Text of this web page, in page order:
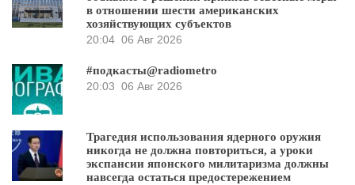
в отношении шести американских
хозяйствующих субъектов
20:04 06 Авг 2026
#подкасты@radiometro
20:03 06 Авг 2026
Трагедия использования ядерного оружия
никогда не должна повториться, а уроки
экспансии японского милитаризма должны
навсегда остаться предостережением